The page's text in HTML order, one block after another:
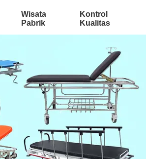
Wisata
Pabrik
Kontrol
Kualitas